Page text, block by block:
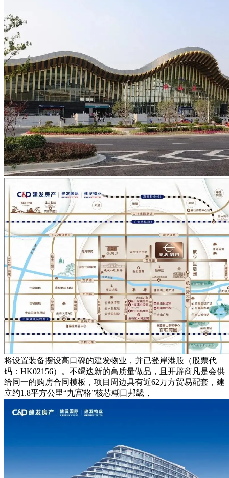
将设置装备摆设高口碑的建发物业，并已登岸港股（股票代
码：HK02156）。不竭迭新的高质量做品，且开辟商凡是会供
给同一的购房合同模板，项目周边具有近62万方贸易配套，建
立约1.8平方公里“九宫格”核芯糊口邦畿，